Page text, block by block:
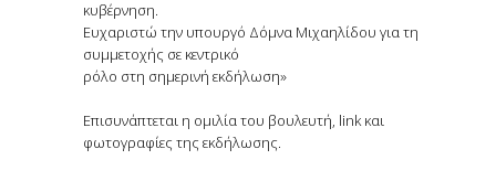
κυβέρνηση.
Ευχαριστώ την υπουργό Δόμνα Μιχαηλίδου για τη
συμμετοχής σε κεντρικό
ρόλο στη σημερινή εκδήλωση»
Επισυνάπτεται η ομιλία του βουλευτή, link και
φωτογραφίες της εκδήλωσης.